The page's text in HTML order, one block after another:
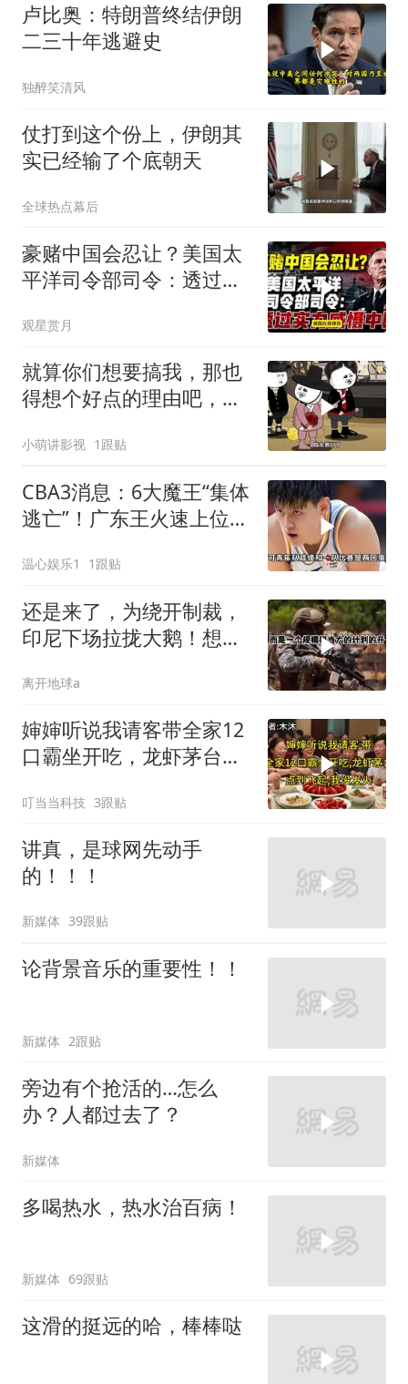
卢比奥：特朗普终结伊朗
二三十年逃避史
独醉笑清风
仗打到这个份上，伊朗其
实已经输了个底朝天
全球热点幕后
豪赌中国会忍让？美国太
平洋司令部司令：透过实
观星赏月
就算你们想要搞我，那也
得想个好点的理由吧，这
小萌讲影视 1跟贴
CBA3消息：6大魔王“集体
逃亡”！广东王火速上位，
温心娱乐1 1跟贴
还是来了，为绕开制裁，
印尼下场拉拢大鹅！想让
离开地球a
婶婶听说我请客带全家12
口霸坐开吃，龙虾茅台点
叮当当科技 3跟贴
讲真，是球网先动手
的！！！
新媒体 39跟贴
论背景音乐的重要性！！
新媒体 2跟贴
旁边有个抢活的…怎么
办？人都过去了？
新媒体
多喝热水，热水治百病！
新媒体 69跟贴
这滑的挺远的哈，棒棒哒